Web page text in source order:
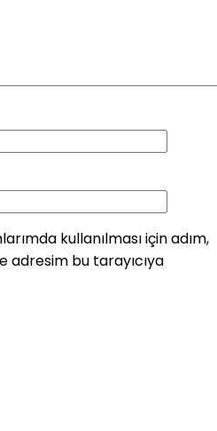
kullanılması için adım,
bu tarayıcıya